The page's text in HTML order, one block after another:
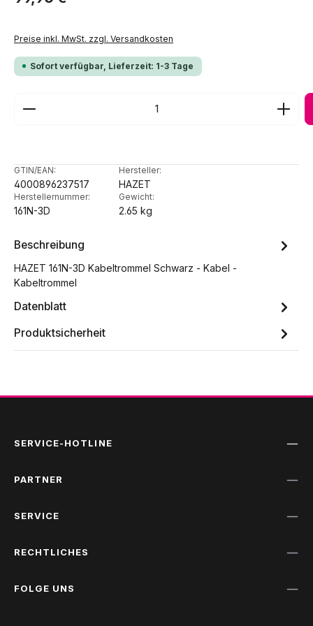
Preise inkl. MwSt. zzgl. Versandkosten
Sofort verfügbar, Lieferzeit: 1-3 Tage
Produkt Anzahl: Gib den gewünschten Wert ein
GTIN/EAN:
4000896237517
Hersteller:
HAZET
Herstellernummer:
161N-3D
Gewicht:
2.65 kg
Beschreibung
HAZET 161N-3D Kabeltrommel Schwarz - Kabel -
Kabeltrommel
Datenblatt
Produktsicherheit
SERVICE-HOTLINE
PARTNER
SERVICE
RECHTLICHES
FOLGE UNS